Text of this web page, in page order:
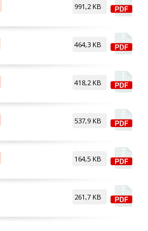
991,2 KB
464,3 KB
418,2 KB
537,9 KB
164,5 KB
261,7 KB